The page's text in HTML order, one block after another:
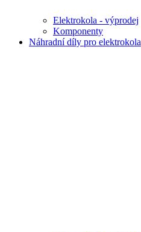
Elektrokola - výprodej
Komponenty
Náhradní díly pro elektrokola